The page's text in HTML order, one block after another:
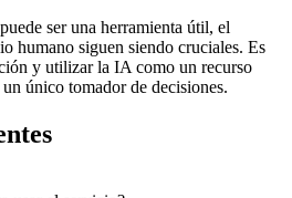
ser una herramienta útil, el
humano siguen siendo cruciales. Es
y utilizar la IA como un recurso
único tomador de decisiones.